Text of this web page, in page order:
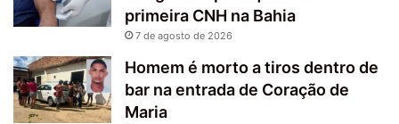
primeira CNH na Bahia
7 de agosto de 2026
Homem é morto a tiros dentro de
bar na entrada de Coração de
Maria